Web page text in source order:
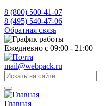
8 (800) 500-41-07
8 (495) 540-47-06
Обратная связь
Ежедневно с 09:00 - 21:00
mail@webpack.ru
Главная